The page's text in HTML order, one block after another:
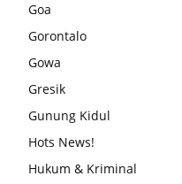
Goa
Gorontalo
Gowa
Gresik
Gunung Kidul
Hots News!
Hukum & Kriminal